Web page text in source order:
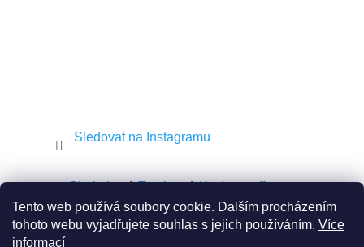
Tento web používá soubory cookie. Dalším procházením
tohoto webu vyjadřujete souhlas s jejich používáním. Více
informací
Sledovat na Instagramu
Shekel.cz Torah.cz Kosher-coffee.cz